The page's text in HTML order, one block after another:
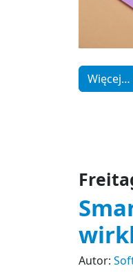
Więcej…
Autor: